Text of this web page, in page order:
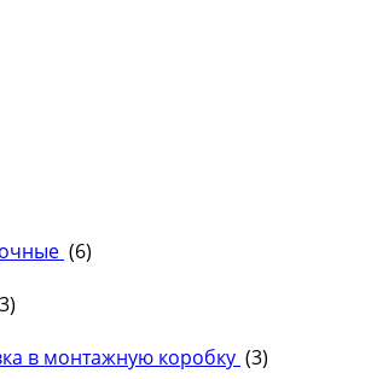
(6)
3)
в монтажную коробку (3)